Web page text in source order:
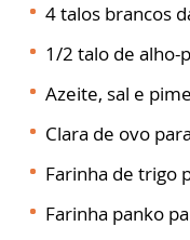
4 talos brancos
1/2 talo de alho-
Azeite, sal e
Clara de ovo
Farinha de trigo
Farinha panko